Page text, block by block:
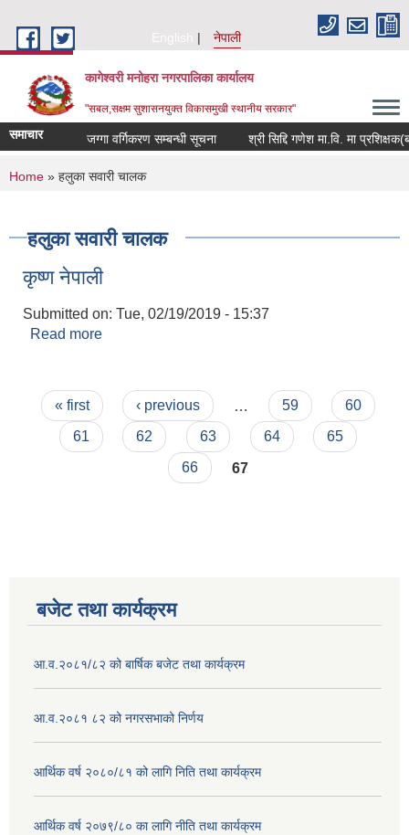
English
नेपाली
कागेश्वरी मनोहरा नगरपालिका कार्यालय
"सबल,सक्षम सुशासनयुक्त विकासमुखी स्थानीय सरकार"
समाचार जग्गा वर्गिकरण सम्बन्धी सूचना श्री सिद्दि गणेश मा.वि. मा
You are here
Home » हलुका सवारी चालक
हलुका सवारी चालक
कृष्ण नेपाली
Submitted on: Tue, 02/19/2019 - 15:37
Read more
Pages
« first ‹ previous 59
60
61
62 63 64
65
66
67
बजेट तथा कार्यक्रम
आ.व.२०८१/८२ को बार्षिक बजेट तथा कार्यक्रम
आ.व.२०८१ ८२ को नगरसभाको निर्णय
आर्थिक वर्ष २०८०/८१ को लागि निति तथा कार्यक्रम
आर्थिक वर्ष २०७९/८० का लागि नीति तथा कार्यक्रम